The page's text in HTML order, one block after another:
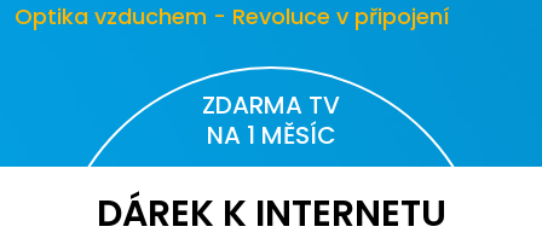
Optika vzduchem - Revoluce v připojení
ZDARMA TV
NA 1 MĚSÍC
DÁREK K INTERNETU